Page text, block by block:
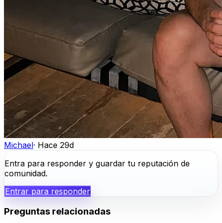
Michael· Hace 29d
Entra para responder y guardar tu reputación de
comunidad.
Entrar para responder
Preguntas relacionadas